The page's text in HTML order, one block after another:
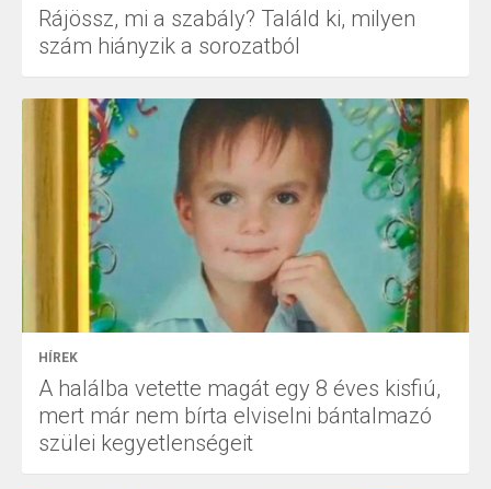
Rájössz, mi a szabály? Találd ki, milyen
szám hiányzik a sorozatból
HÍREK
A halálba vetette magát egy 8 éves kisfiú,
mert már nem bírta elviselni bántalmazó
szülei kegyetlenségeit